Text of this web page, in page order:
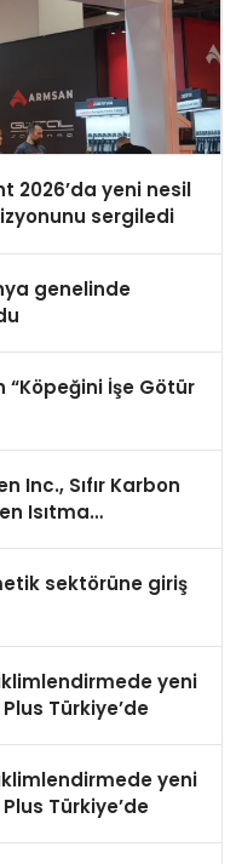
2026’da yeni nesil
sergiledi
genelinde
“Köpeğini İşe Götür
Inc., Sıfır Karbon
Isıtma
sektörüne giriş
iklimlendirmede yeni
Türkiye’de
iklimlendirmede yeni
Türkiye’de